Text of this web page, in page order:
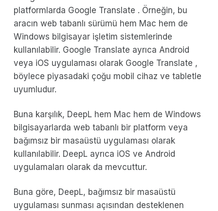
platformlarda Google Translate . Örneğin, bu
aracın web tabanlı sürümü hem Mac hem de
Windows bilgisayar işletim sistemlerinde
kullanılabilir. Google Translate ayrıca Android
veya iOS uygulaması olarak Google Translate ,
böylece piyasadaki çoğu mobil cihaz ve tabletle
uyumludur.
Buna karşılık, DeepL hem Mac hem de Windows
bilgisayarlarda web tabanlı bir platform veya
bağımsız bir masaüstü uygulaması olarak
kullanılabilir. DeepL ayrıca iOS ve Android
uygulamaları olarak da mevcuttur.
Buna göre, DeepL, bağımsız bir masaüstü
uygulaması sunması açısından desteklenen